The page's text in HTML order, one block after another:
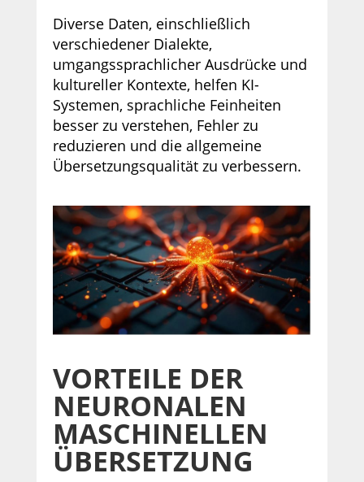
Diverse Daten, einschließlich
verschiedener Dialekte,
umgangssprachlicher Ausdrücke und
kultureller Kontexte, helfen KI-
Systemen, sprachliche Feinheiten
besser zu verstehen, Fehler zu
reduzieren und die allgemeine
Übersetzungsqualität zu verbessern.
VORTEILE DER
NEURONALEN
MASCHINELLEN
ÜBERSETZUNG